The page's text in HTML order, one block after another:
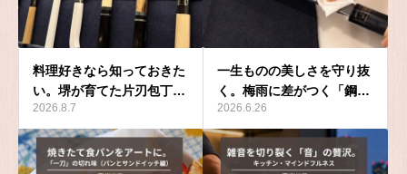
料理好きなら知っておきた
い。堺が育てた片刃包丁…
2026.8.7
一生ものの美しさを守り抜
く。梅雨に差がつく「鋼…
2026.6.26